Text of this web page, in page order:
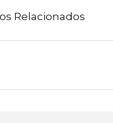
Relacionados